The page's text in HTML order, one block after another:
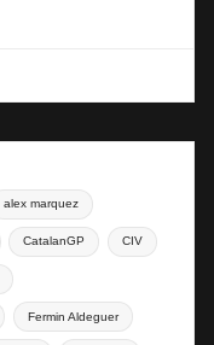
alex marquez
CatalanGP CIV
Fermin Aldeguer